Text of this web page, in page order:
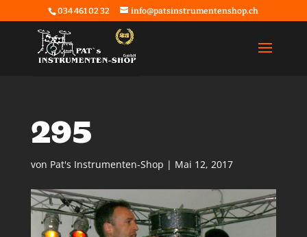
034 461 02 32 info@patsinstrumentenshop.ch
295
von Pat's Instrumenten-Shop | Mai 12, 2017